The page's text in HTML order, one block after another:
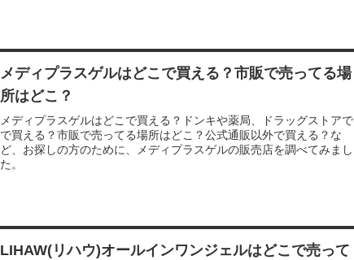
メディプラスゲルはどこで買える？市販で売ってる場
所はどこ？
メディプラスゲルはどこで買える？ドンキや薬局、ドラッグストアで
で買える？市販で売ってる場所はどこ？公式通販以外で買える？な
ど、お探しの方のために、メディプラスゲルの販売店を調べてみまし
た。
LIHAW(リハウ)オールインワンジェルはどこで売って